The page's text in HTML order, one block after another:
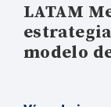
LATAM
modelo